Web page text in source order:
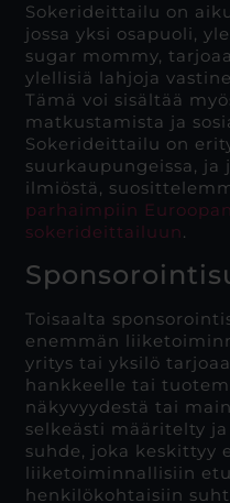
Sokerideittailu on
jossa yksi osapuoli,
sugar mommy,
ylellisiä lahjoja
Tämä voi sisältää
matkustamista ja
Sokerideittailu on
suurkaupungeissa,
ilmiöstä,
parhaimpiin
sokerideittailuun.
Toisaalta
enemmän
yritys tai yksilö
hankkeelle tai
näkyvyydestä tai
selkeästi määritelty
suhde, joka keskittyy
liiketoiminnallisiin
henkilökohtaisiin